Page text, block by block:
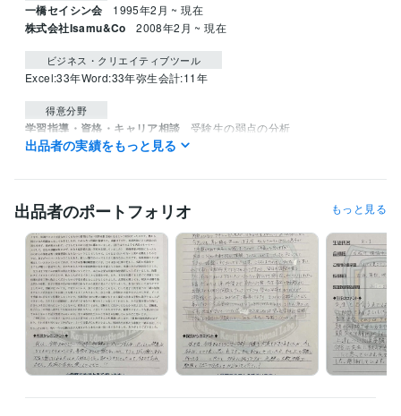
一橋セイシン会 1995年2月 ~ 現在
株式会社Isamu&Co 2008年2月 ~ 現在
ビジネス・クリエイティブツール
Excel:33年Word:33年弥生会計:11年
得意分野
学習指導・資格・キャリア相談 受験生の弱点の分析
中学受験
出品者の実績をもっと見る
出品者のポートフォリオ もっと見る